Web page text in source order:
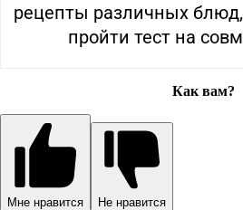
рецепты различных
пройти тест на
Как вам?
Мне нравится Не нравится